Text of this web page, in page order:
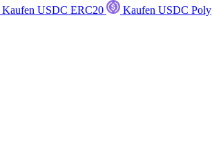
Kaufen USDC ERC20
Kaufen USDC